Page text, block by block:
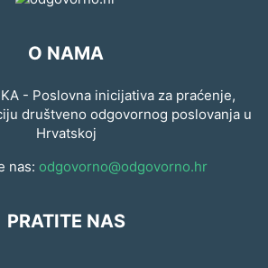
O NAMA
- Poslovna inicijativa za praćenje,
društveno odgovornog poslovanja u
Hrvatskoj
nas: odgovorno@odgovorno.hr
PRATITE NAS